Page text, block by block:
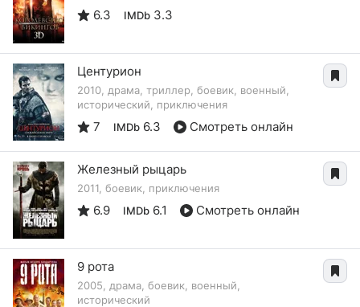
6.3 IMDb 3.3
Центурион
2010, драма, триллер, боевик, военный,
исторический, приключения
7 IMDb 6.3 Смотреть онлайн
Железный рыцарь
2011, боевик, приключения
6.9 IMDb 6.1 Смотреть онлайн
9 рота
2005, драма, боевик, военный,
исторический